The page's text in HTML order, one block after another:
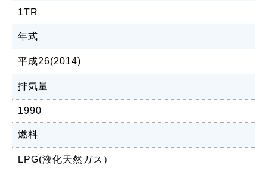
1TR
年式
平成26(2014)
排気量
1990
燃料
LPG(液化天然ガス）